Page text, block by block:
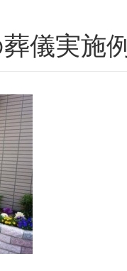
儀実施例